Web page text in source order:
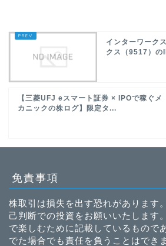
インターワーク
クス（9517）の
【三菱UFJ eスマート証券 × IPOで稼ぐメ
カニックの株ログ】限定タ...
免責事項
株取引は損失を出す恐れがあります
己判断での投資をお願いいたします
で楽しむために記載しているもので
でた場合でも責任を負うことはでき